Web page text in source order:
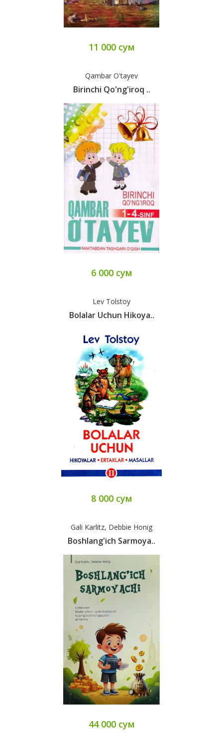
11 000 сум
Qambar O'tayev
Birinchi Qo'ng'iroq ..
6 000 сум
Lev Tolstoy
Bolalar Uchun Hikoya..
8 000 сум
Gali Karlitz, Debbie Honig
Boshlang'ich Sarmoya..
44 000 сум